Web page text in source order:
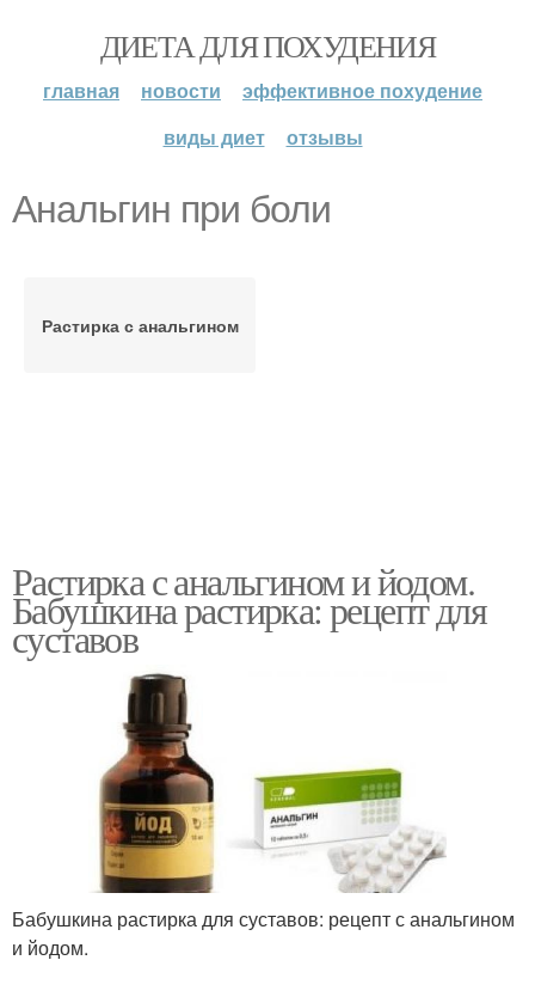
ДИЕТА ДЛЯ ПОХУДЕНИЯ
главная новости
эффективное похудение
виды диет
отзывы
Анальгин при боли
Растирка с анальгином
Растирка с анальгином и йодом.
Бабушкина растирка: рецепт для
суставов
Бабушкина растирка для суставов: рецепт с анальгином
и йодом.